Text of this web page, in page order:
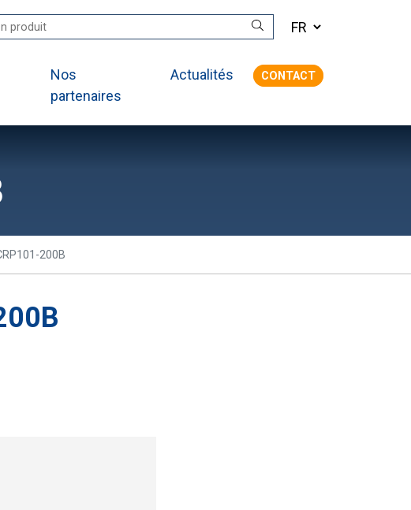
Nos
partenaires
Actualités CONTACT
200B